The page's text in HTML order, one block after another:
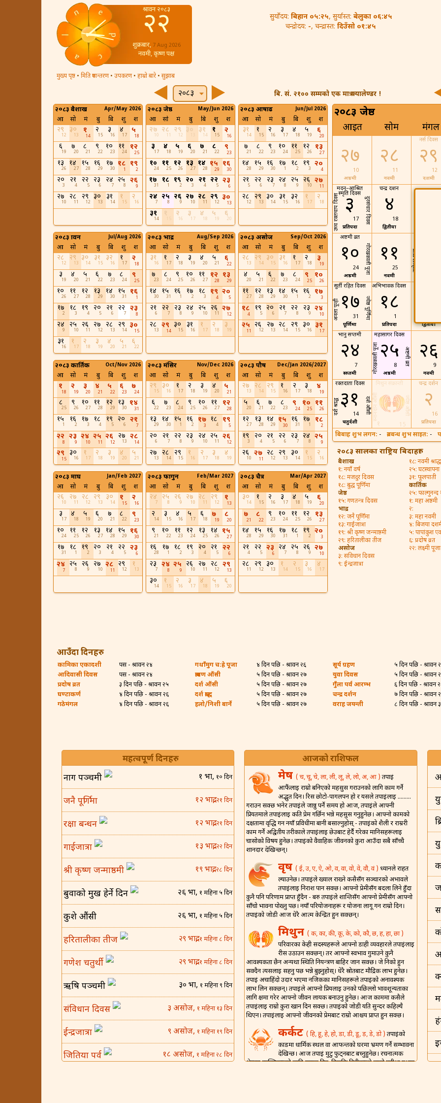
श्रावन २०८३
२२
शुक्रबार, 7 Aug 2026
नवमी, कृष्ण पक्ष
सुर्योदय: बिहान ०५:२५, सुर्यास्त: बेलुका ०६:४५
चन्द्रोदय: -, चन्द्रास्त: दिउँसो ०१:४५
बि. सं. २१०० सम्मको एक मात्र क्यालेण्डर !
मुख्य पृष्ठ • मिति रुपान्तरण• उपकरण• हाम्रो बारे •सुझाब
२०८३
२०८३ बैशाख Apr/May 2026
आ सो मं बु बि शु श
२९
12
३०
13
१
14
२
15
३
16
४
17
५
18
६
19
७
20
८
21
९
22
१०
23
११
24
१२
25
१३
26
१४
27
१५
28
१६
29
१७
30
१८
1
१९
2
२०
3
२१
4
२२
5
२३
6
२४
7
२५
8
२६
9
२७
10
२८
11
२९
12
३०
13
३१
14
१
15
२
16
२०८३ जेष्ठ May/Jun 2026
आ सो मं बु बि शु श
२७
10
२८
11
२९
12
३१
14
१
15
२
16
३
17
४
18
५
19
६
20
७
21
८
22
९
23
१०
24
११
25
१२
26
१३
27
१४
28
१५
29
१६
30
१७
31
१८
1
१९
2
२०
3
२१
4
२२
5
२३
6
२४
7
२५
8
२६
9
२७
10
२८
11
२९
12
३०
13
३१
14
२
16
३
17
४
18
५
19
६
20
२०८३ आषाढ Jun/Jul 2026
आ सो मं बु बि शु श
३१
14
१
15
२
16
३
17
४
18
५
19
६
20
७
21
८
22
९
23
१०
24
११
25
१२
26
१३
27
१४
28
१५
29
१६
30
१७
1
१८
2
१९
3
२०
4
२१
5
२२
6
२३
7
२४
8
२५
9
२६
10
२७
11
२८
12
२९
13
३०
14
३१
15
३२
16
१
17
२
18
२०८३ श्रावन Jul/Aug 2026
आ सो मं बु बि शु श
२८
12
२९
13
३०
14
३१
15
३२
16
१
17
२
18
३
19
४
20
५
21
६
22
७
23
८
24
९
25
१०
26
११
27
१२
28
१३
29
१४
30
१५
31
१६
1
१७
2
१८
3
१९
4
२०
5
२१
6
२२
7
२३
8
२४
9
२५
10
२६
11
२७
12
२८
13
२९
14
३०
15
३१
16
१
17
२
18
३
19
४
20
५
21
६
22
२०८३ भाद्र Aug/Sep 2026
आ सो मं बु बि शु श
३१
16
१
17
२
18
३
19
४
20
५
21
६
22
७
23
८
24
९
25
१०
26
११
27
१२
28
१३
29
१४
30
१५
31
१६
1
१७
2
१८
3
१९
4
२०
5
२१
6
२२
7
२३
8
२४
9
२५
10
२६
11
२७
12
२८
13
२९
14
३०
15
३१
16
१
17
२
18
३
19
२०८३ असोज Sep/Oct 2026
आ सो मं बु बि शु श
२८
13
२९
14
३०
15
३१
16
१
17
२
18
३
19
४
20
५
21
६
22
७
23
८
24
९
25
१०
26
११
27
१२
28
१३
29
१४
30
१५
1
१६
2
१७
3
१८
4
१९
5
२०
6
२१
7
२२
8
२३
9
२४
10
२५
11
२६
12
२७
13
२८
14
२९
15
३०
16
३१
17
२०८३ कार्तिक Oct/Nov 2026
आ सो मं बु बि शु श
१
18
२
19
३
20
४
21
५
22
६
23
७
24
८
25
९
26
१०
27
११
28
१२
29
१३
30
१४
31
१५
1
१६
2
१७
3
१८
4
१९
5
२०
6
२१
7
२२
8
२३
9
२४
10
२५
11
२६
12
२७
13
२८
14
२९
15
३०
16
१
17
२
18
३
19
४
20
५
21
२०८३ मंसिर Nov/Dec 2026
आ सो मं बु बि शु श
२९
15
३०
16
१
17
२
18
३
19
४
20
५
21
६
22
७
23
८
24
९
25
१०
26
११
27
१२
28
१३
29
१४
30
१५
1
१६
2
१७
3
१८
4
१९
5
२०
6
२१
7
२२
8
२३
9
२४
10
२५
11
२६
12
२७
13
२८
14
२९
15
१
16
२
17
३
18
४
19
२०८३ पौष Dec/Jan 2026/2027
आ सो मं बु बि शु श
२७
13
२८
14
२९
15
१
16
२
17
३
18
४
19
५
20
६
21
७
22
८
23
९
24
१०
25
११
26
१२
27
१३
28
१४
29
१५
30
१६
31
१७
1
१८
2
१९
3
२०
4
२१
5
२२
6
२३
7
२४
8
२५
9
२६
10
२७
11
२८
12
२९
13
३०
14
१
15
२
16
२०८३ माघ Jan/Feb 2027
आ सो मं बु बि शु श
२६
10
२७
11
२८
12
२९
13
३०
14
१
15
२
16
३
17
४
18
५
19
६
20
७
21
८
22
९
23
१०
24
११
25
१२
26
१३
27
१४
28
१५
29
१६
30
१७
31
१८
1
१९
2
२०
3
२१
4
२२
5
२३
6
२४
7
२५
8
२६
9
२७
10
२८
11
२९
12
१
13
२०८३ फागुन Feb/Mar 2027
आ सो मं बु बि शु श
२४
7
२५
8
२६
9
२७
10
२८
11
२९
12
१
13
२
14
३
15
४
16
५
17
६
18
७
19
८
20
९
21
१०
22
११
23
१२
24
१३
25
१४
26
१५
27
१६
28
१७
1
१८
2
१९
3
२०
4
२१
5
२२
6
२३
7
२४
8
२५
9
२६
10
२७
11
२८
12
२९
13
३०
14
१
15
२
16
३
17
४
18
५
19
६
20
२०८३ चैत्र Mar/Apr 2027
आ सो मं बु बि शु श
३०
14
१
15
२
16
३
17
४
18
५
19
६
20
७
21
८
22
९
23
१०
24
११
25
१२
26
१३
27
१४
28
१५
29
१६
30
१७
31
१८
1
१९
2
२०
3
२१
4
२२
5
२३
6
२४
7
२५
8
२६
9
२७
10
२८
11
२९
12
३०
13
१
14
२
15
३
16
४
17
२०८३ जेष्ठ
आइत सोम मंगल
२७
10
अष्ठमी
२८
11
नवमी
नर्स दिवस
२९
12
दशमी
मदन–आश्रित
स्मृति दिवस
दुरसंचार दिवस
उच्च रक्तचाप दिवस ३
17
प्रतिपदा
चन्द्र दर्शन
४
18
द्वितीया
अष्टमी व्रत
गोरखकाली पूजा
१०
24
अष्ठमी
११
25
नवमी
रामेश्वर पूजा
सुर्ती रहित दिवस
ज्येष्ठ पूर्णिमा
अनला पून्ही१७
31
पूर्णिमा
अभिभावक दिवस
१८
1
प्रतिपदा द्वितीया
भानु सप्तमी
२४
7
सप्तमी
महासागर दिवस
अष्टमी व्रत
गोरखकाली पूजा२५
8
अष्ठमी
२६
9
नवमी
रक्तदाता दिवस
दर्श औंसी
दर्श श्राद्ध३१
14
चतुर्दशी
मिथुन संक्रान्ती
ज्येष्ठ औंसी
स्नानदान औंसी
१ 15
चन्द्र दर्शन
२
16
प्रतिपदा
बिबाह शुभ लगन: - ब्रतबन्ध शुभ साइत: -
२०८३ सालका राष्ट्रिय बिदाहरु:
बैशाख
१: नयाँ वर्ष
१८: मजदुर दिवस
१८: बुद्ध पूर्णिमा
जेष्ठ
१५: गणतन्त्र दिवस
भाद्र
१२: जनै पूर्णिमा
१३: गाईजात्रा
१९: श्री कृष्ण जन्माष्ठमी
२९: हरितालीका तीज
असोज
३: संविधान दिवस
९: ईन्द्रजात्रा
१८: नवमी
२५: घटस्थापना
३१: फूलपाती
कार्तिक
२५: फाल्गुनन्द
१: महा अष्ठमी
२:
३: महा नवमी
४: बिजया
५: पापांकुश
६: प्रदोष व्रत
२२: लक्ष्मी पूजा
आउँदा दिनहरु
कामिका एकादशी
पर्सि - श्रावन २४
आदिवासी दिवस
पर्सि - श्रावन २४
प्रदोष व्रत
३ दिन पछि - श्रावन २५
घण्टाकर्ण
४ दिन पछि - श्रावन २६
गठेमंगल
४ दिन पछि - श्रावन २६
गथाँमुग च:ह्रे पूजा
४ दिन पछि - श्रावन २६
श्रावण औंसी
५ दिन पछि - श्रावन २७
दर्श औंसी
५ दिन पछि - श्रावन २७
दर्श श्राद्ध
५ दिन पछि - श्रावन २७
हलो/निशी बार्ने
५ दिन पछि - श्रावन २७
सूर्य ग्रहण
५ दिन पछि - श्रावन
युवा दिवस
५ दिन पछि - श्रावन
गुँला पर्व आरम्भ
६ दिन पछि - श्रावन
चन्द्र दर्शन
७ दिन पछि - श्रावन
वराह जयन्ती
८ दिन पछि - श्रावन
आजको राशिफल
मेष( च, चू, चे, ला, ली, लू, ले, लो, अ, आ )तपाईं
आफैंलाई राम्रो बनिएको महसुस गराउनको लागि काम गर्ने
अद्भुत दिन। रिस छोटो-पागलपन हो र यसले तपाईंलाई .........
गराउन सक्छ भनेर तपाईंले जान्नु पर्ने समय हो आज, तपाईंले आफ्नी
प्रियतमाले तपाईंलाई कति प्रेम गर्छिन भन्ने महसुस गर्नुहुनेछ। आफ्नो कामको
दक्षतामा वृद्धि गर्न नयाँ प्रविधीमा बानी बसाल्नुहोस् - तपाईंको शैली र राम्ररी
काम गर्ने अद्वितीय तरीकाले तपाईंलाई छेउबाट हेर्दै गरेका मानिसहरूलाई
चासोको विषय हुनेछ। तपाईंको वैवाहिक जीवनको कुरा आउँदा सबै साँच्चै
शानदार देखिन्छन्।
वृष( ई, उ, ए, ऐ, ओ, व, वा, वो, वे, वौ, वं ) ध्यानले राहत
ल्याउनेछ। तपाईंले ख्याल राख्ने कसैसँग सञ्चारको अभावले
तपाईंलाई निराश पार्न सक्छ। आफ्नो प्रेमीसँग बदला लिने हुँदा
कुनै पनि परिणाम प्राप्त हुँदैन - बरु तपाईंले शान्तिसँग आफ्नो प्रेमीसँग आफ्नो
साँचो भावना पोख्नु पर्छ। नयाँ परियोजनाहरू र योजना लागू गर्न राम्रो दिन।
तपाईंको जोडी आज धेरै आत्म केन्द्रित हुन सक्छन्।
मिथुन( क, का, की, कू, के, को, कौ, छ, ह, हा, छा )
परिवारका केही सदस्यहरूले आफ्नो डाही व्यवहारले तपाईंलाई
रीस उठाउन सक्छन्। तर आफ्नो स्वभाव गुमाउने कुनै
आवश्यकता छैन अन्यथा स्थिति नियन्त्रण बाहिर जान सक्छ। जे निको हुन
सक्दैन त्यसलाई सहनु पर्छ भन्ने बुझ्नुहोस्। धेरै स्रोतबाट मौद्रिक लाभ हुनेछ।
तपाईं अचाहिंदो उदार भएमा नजिकका मानिसहरूले तपाईंको अनावश्यक
लाभ लिन सक्छन्। तपाईंले आफ्नो प्रियलाई उनको पछिल्लो भावशून्यताका
लागि क्षमा गरेर आफ्नो जीवन लायक बनाउनु हुनेछ। आज काममा कसैले
तपाईंलाई राम्रो कुरा खान दिन सक्छ। तपाईंको जोडी यति सुन्दर कहिल्यै
थिएन। तपाईंलाई आफ्नो जीवनको प्रेमबाट राम्रो आश्चर्य प्राप्त हुन सक्छ।
कर्कट( हि, हू, हे, हो, डा, डी, डू, ड़, डे, डो )तपाईंको
कार्डमा धार्मिक स्थल वा आफन्तको घरमा भ्रमण गर्ने सम्भावना
देखिन्छ। आज तपाईं मुटु फुट्नबाट बच्नुहुनेछ। रचनात्मक
क्षेत्रका व्यक्तिहरूको लागि सफल दिन, किनकि तिनीहरूले लामो प्रतीक्षा पश्चात
महत्वपूर्ण दिनहरु
नाग पञ्चमी १ भाद्र, १० दिन
जनै पूर्णिमा १२ भाद्र,२१ दिन
रक्षा बन्धन १२ भाद्र,२१ दिन
गाईजात्रा १३ भाद्र,२२ दिन
श्री कृष्ण जन्माष्ठमी १९ भाद्र,२८ दिन
बुवाको मुख हेर्ने दिन २६ भाद्र, १ महिना ५ दिन
कुशे औंसी २६ भाद्र, १ महिना ५ दिन
हरितालीका तीज २९ भाद्र,१ महिना ८ दिन
गणेश चतुर्थी २९ भाद्र,१ महिना ८ दिन
ऋषि पञ्चमी ३० भाद्र, १ महिना ९ दिन
संविधान दिवस ३ असोज, १ महिना १३ दिन
ईन्द्रजात्रा ९ असोज, १ महिना १९ दिन
जितिया पर्व १८ असोज, १ महिना २८ दिन